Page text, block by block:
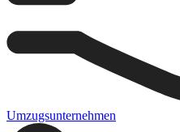
Umzugsunternehmen